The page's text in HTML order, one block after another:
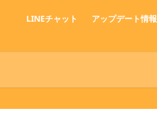
LINEチャット アップデート情報